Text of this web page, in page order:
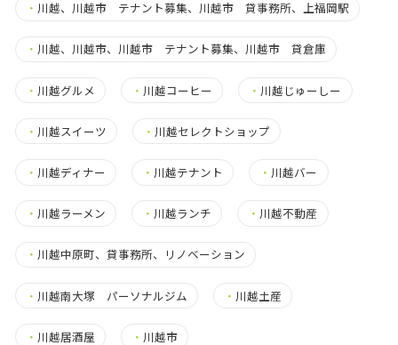
・ 川越、川越市 テナント募集、川越市 貸事務所、上福岡駅
・ 川越、川越市、川越市 テナント募集、川越市 貸倉庫
・ 川越グルメ ・ 川越コーヒー ・ 川越じゅーしー
・ 川越スイーツ ・ 川越セレクトショップ
・ 川越ディナー ・ 川越テナント ・ 川越バー
・ 川越ラーメン ・ 川越ランチ ・ 川越不動産
・ 川越中原町、貸事務所、リノベーション
・ 川越南大塚 パーソナルジム ・ 川越土産
・ 川越居酒屋 ・ 川越市